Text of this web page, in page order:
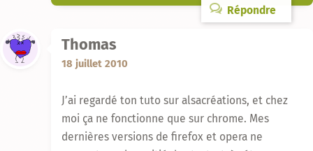
Répondre
Thomas
18 juillet 2010
J’ai regardé ton tuto sur alsacréations, et chez
moi ça ne fonctionne que sur chrome. Mes
dernières versions de firefox et opera ne